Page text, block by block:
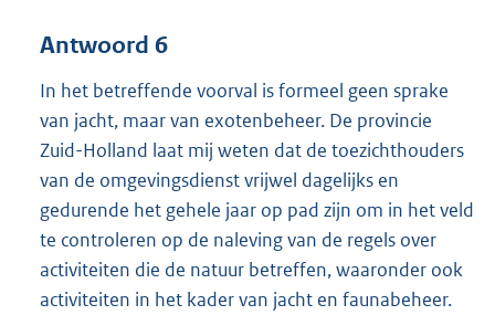
Antwoord 6
In het betreffende voorval is formeel geen sprake
van jacht, maar van exotenbeheer. De provincie
Zuid-Holland laat mij weten dat de toezichthouders
van de omgevingsdienst vrijwel dagelijks en
gedurende het gehele jaar op pad zijn om in het veld
te controleren op de naleving van de regels over
activiteiten die de natuur betreffen, waaronder ook
activiteiten in het kader van jacht en faunabeheer.